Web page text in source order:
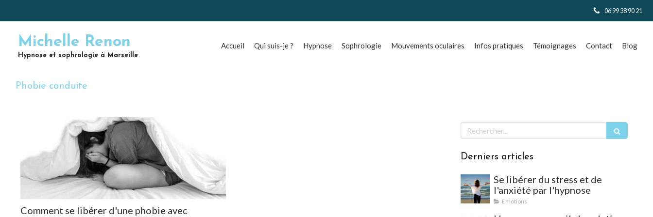
06 99 38 90 21
Accueil Qui suis-je ? Hypnose Sophrologie Mouvements oculaires Infos pratiques Témoignages Contact Blog
Michelle Renon
Hypnose et sophrologie à Marseille
Phobie conduite
Comment se libérer d'une phobie avec
Rechercher
Derniers articles
Se libérer du stress et de
l'anxiété par l'hypnose
Emotions